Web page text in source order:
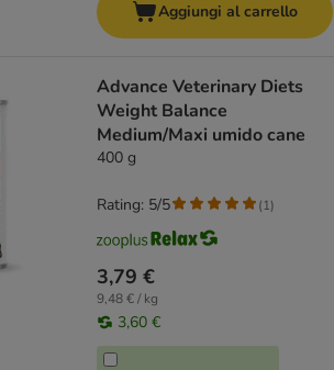
Aggiungi al carrello
Advance Veterinary Diets
Weight Balance
Medium/Maxi umido cane
400 g
3,79 €
9,48 € / kg
3,60 €
Rating: 5/5 (1)